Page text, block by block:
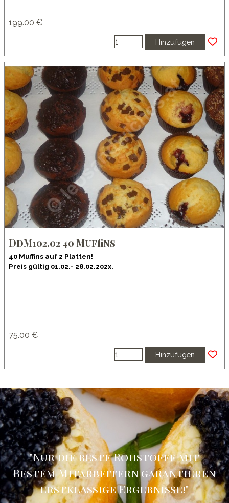
199.00 €
Hinzufügen
DdM102.02 40 Muffins
40 Muffins auf 2 Platten!
Preis gültig 01.02.- 28.02.202x.
75.00 €
Hinzufügen
"Nur die beste Rohstoffe mit
Bestem Mitarbeitern garantieren
erstklassige Ergebnisse!"